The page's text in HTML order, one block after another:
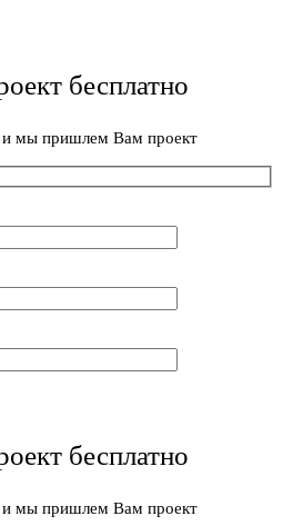
бесплатно
и мы пришлем Вам проект
бесплатно
и мы пришлем Вам проект